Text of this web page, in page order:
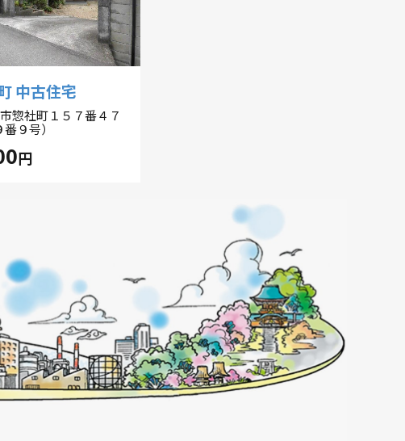
中古住宅
惣社町１５７番４７
９号）
円